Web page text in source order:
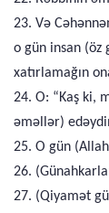
23. Və
o gün insan (öz
xatırlamağın
24. O: “Kaş ki,
əməllər)
25. O gün
26.
27. (Qiyamət